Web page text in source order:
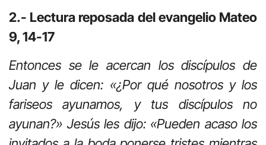
2.- Lectura reposada del evangelio Mateo
9, 14-17
Entonces se le acercan los discípulos de
Juan y le dicen: «¿Por qué nosotros y los
fariseos ayunamos, y tus discípulos no
ayunan?» Jesús les dijo: «Pueden acaso los